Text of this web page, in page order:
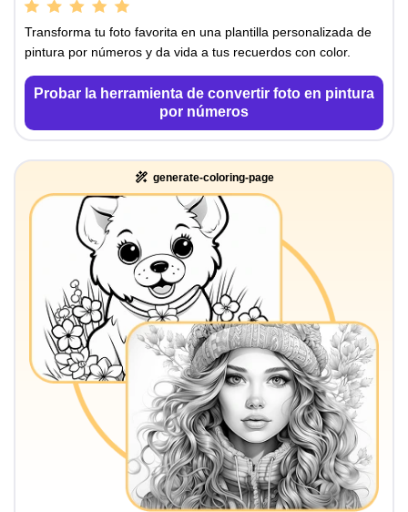
Transforma tu foto favorita en una plantilla personalizada de
pintura por números y da vida a tus recuerdos con color.
Probar la herramienta de convertir foto en pintura
por números
generate-coloring-page